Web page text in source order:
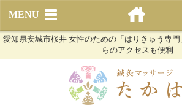
MENU
愛知県安城市桜井 女性のための「はりきゅう専
らのアクセスも便利